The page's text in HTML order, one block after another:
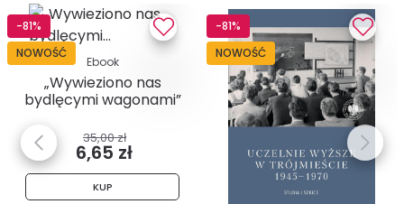
-81%
NOWOŚĆ
Ebook
„Wywieziono nas
bydlęcymi wagonami”
35,00 zł
6,65 zł
KUP
-81%
NOWOŚĆ